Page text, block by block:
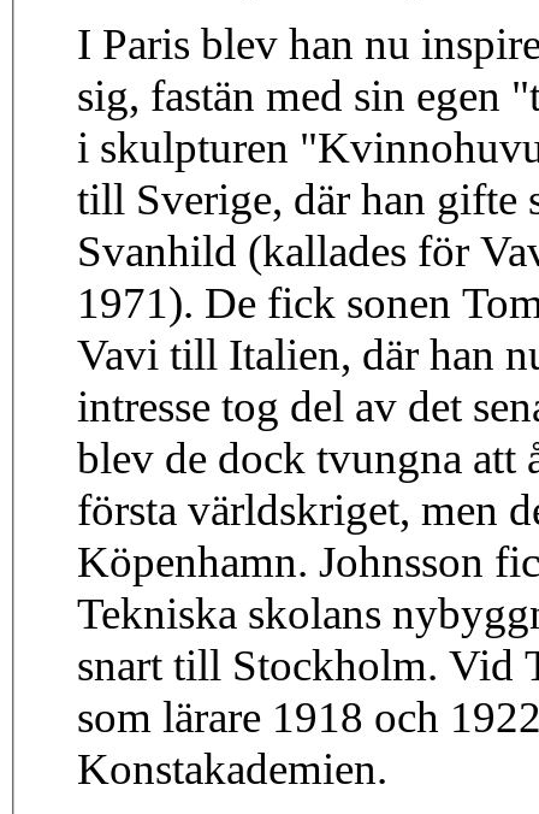
I Paris blev han nu
sig, fastän med sin egen
i skulpturen
till Sverige, där han gifte
Svanhild (kallades för
1971). De fick sonen
Vavi till Italien, där han
intresse tog del av det
blev de dock tvungna att
första världskriget, men
Köpenhamn. Johnsson
Tekniska skolans
snart till Stockholm. Vid
som lärare 1918 och
Konstakademien.